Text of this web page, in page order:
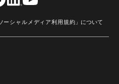
ーシャルメディア利用規約 」について